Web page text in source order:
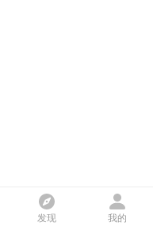
发现 我的